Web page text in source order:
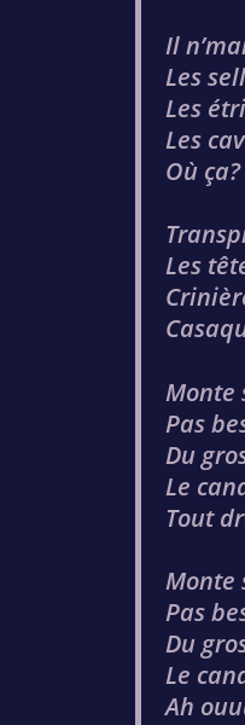
Il
Les
Les
Les
Où
Les
Monte
Pas
Du
Le
Tout
Monte
Pas
Du
Le
Ah